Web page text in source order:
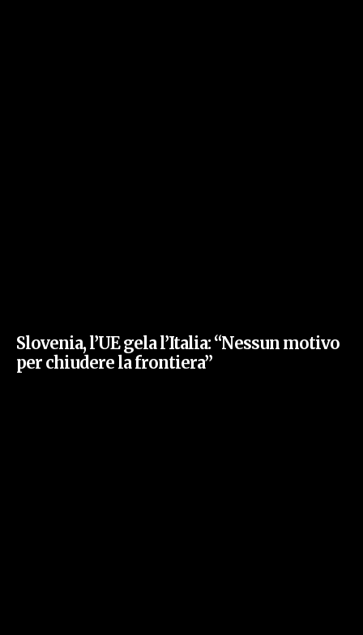
Slovenia, l’UE gela l’Italia: “Nessun motivo
per chiudere la frontiera”